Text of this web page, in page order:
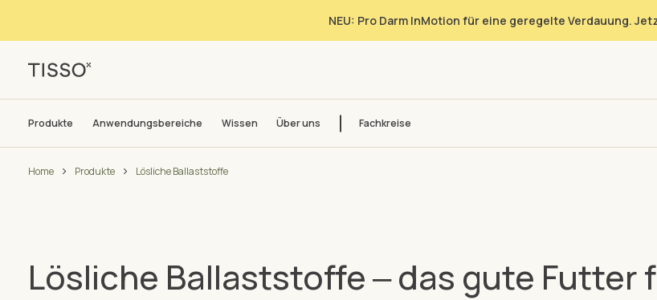
NEU: Pro Darm InMotion für eine geregelte Verdauung.
Produkte Anwendungsbereiche Wissen Über uns Fachkreise
Home Produkte Lösliche Ballaststoffe
Lösliche Ballaststoffe ‒ das gute Futter